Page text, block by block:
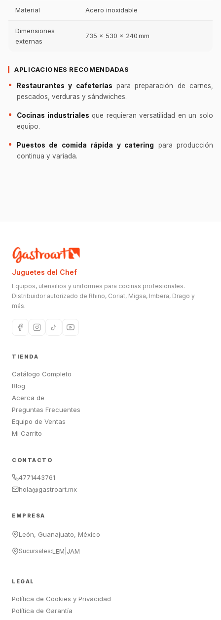
Material Acero inoxidable
Dimensiones
externas
735 × 530 × 240 mm
APLICACIONES RECOMENDADAS
Restaurantes y cafeterías para preparación de carnes,
pescados, verduras y sándwiches.
Cocinas industriales que requieran versatilidad en un solo
equipo.
Puestos de comida rápida y catering para producción
continua y variada.
Juguetes del Chef
Equipos, utensilios y uniformes para cocinas profesionales.
Distribuidor autorizado de Rhino, Coriat, Migsa, Imbera, Drago y
más.
TIENDA
Catálogo Completo
Blog
Acerca de
Preguntas Frecuentes
Equipo de Ventas
Mi Carrito
CONTACTO
4771443761
hola@gastroart.mx
EMPRESA
León, Guanajuato, México
Sucursales:LEM JAM
LEGAL
Política de Cookies y Privacidad
Política de Garantía